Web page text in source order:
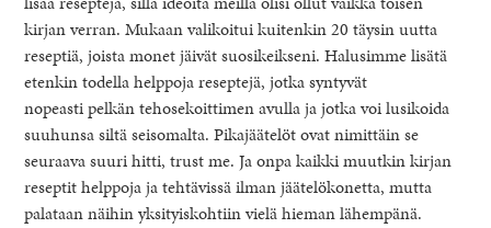
kirjan verran. Mukaan valikoitui kuitenkin 20 täysin uutta
reseptiä, joista monet jäivät suosikeikseni. Halusimme lisätä
etenkin todella helppoja reseptejä, jotka syntyvät
nopeasti pelkän tehosekoittimen avulla ja jotka voi lusikoida
suuhunsa siltä seisomalta. Pikajäätelöt ovat nimittäin se
seuraava suuri hitti, trust me. Ja onpa kaikki muutkin kirjan
reseptit helppoja ja tehtävissä ilman jäätelökonetta, mutta
palataan näihin yksityiskohtiin vielä hieman lähempänä.